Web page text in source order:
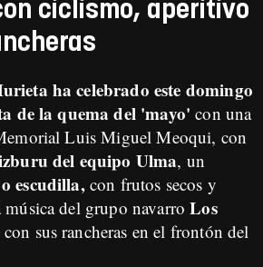
ciclismo, aperitivo
ha celebrado este domingo
de la quema del 'mayo' con una
Luis Miguel Meoqui, con
del equipo Ulma, un
escudilla,con frutos secos y
música del grupo navarroLos
con sus rancheras en el frontón del